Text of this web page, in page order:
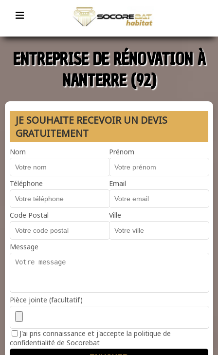
ENTREPRISE DE RÉNOVATION À
NANTERRE (92)
JE SOUHAITE RECEVOIR UN DEVIS
GRATUITEMENT
Nom Prénom
Téléphone Email
Code Postal Ville
Message
Pièce jointe (facultatif)
J'ai pris connaissance et j'accepte la politique de
confidentialité de Socorebat